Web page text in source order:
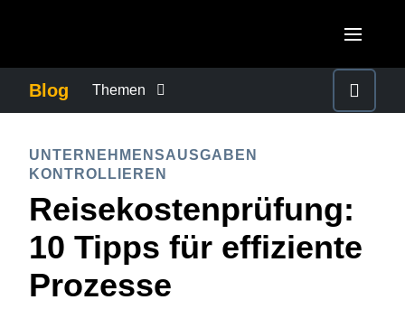
Canada (Français)
México (Español)
France (Français)
Deutschland (Deutsch)
ASIA PACIFIC
Australia (English)
Blog Themen
GESCHÄFTSKONTINUITÄT
GESCHÄFTSREISEMANAGEMENT
UNTERNEHMENSAUSGABEN
KONTROLLIEREN
Reisekostenprüfung:
10 Tipps für effiziente
Prozesse